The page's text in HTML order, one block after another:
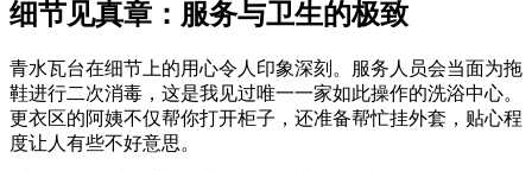
细节见真章：服务与卫生的极致
青水瓦台在细节上的用心令人印象深刻。服务人员会当面为拖
鞋进行二次消毒，这是我见过唯一一家如此操作的洗浴中心。
更衣区的阿姨不仅帮你打开柜子，还准备帮忙挂外套，贴心程
度让人有些不好意思。